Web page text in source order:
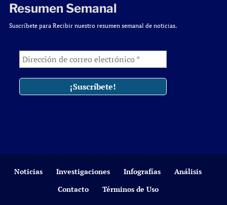
Resumen Semanal
Suscríbete para Recibir nuestro resumen semanal de noticias.
Noticias Investigaciones Infografías
Análisis
Contacto
Términos de Uso